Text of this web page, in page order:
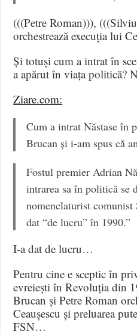
(((Petre Roman))),
orchestrează execuția lui
Și totuși cum a intrat în
a apărut în viața politică?
Ziare.com:
Cum a intrat Năstase în
Brucan și i-am spus că
Fostul premier Adrian
intrarea sa în politică se
nomenclaturist
dat “de lucru” în 1990.”
I-a dat de lucru…
Pentru cine e sceptic în
evreiești în Revoluția din
Brucan și Petre Roman
Ceaușescu și preluarea
FSN…